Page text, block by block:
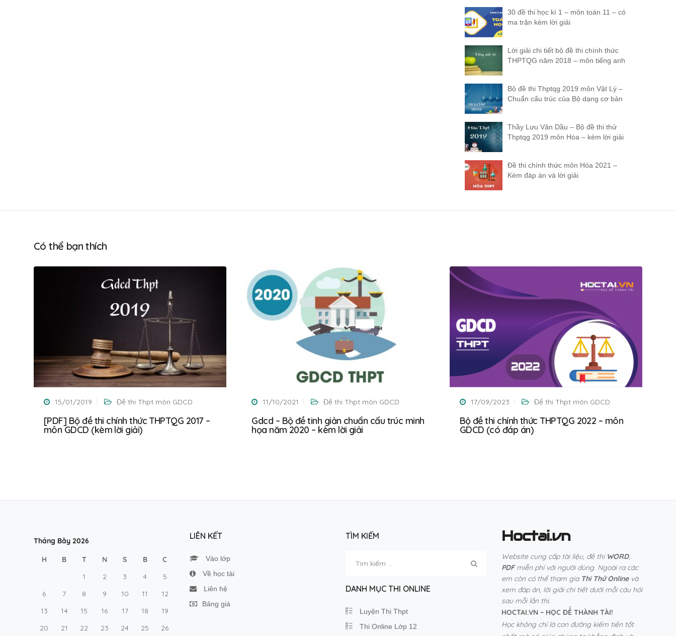
30 đề thi học kì 1 – môn toán 11 – có
ma trận kèm lời giải
Lời giải chi tiết bộ đề thi chính thức
THPTQG năm 2018 – môn tiếng anh
Bộ đề thi Thptqg 2019 môn Vật Lý –
Chuẩn cấu trúc của Bộ dạng cơ bản
Thầy Lưu Văn Dầu – Bộ đề thi thử
Thptqg 2019 môn Hóa – kèm lời giải
Đề thi chính thức môn Hóa 2021 –
Kèm đáp án và lời giải
Có thể bạn thích
15/01/2019 Đề thi Thpt môn GDCD
[PDF] Bộ đề thi chính thức THPTQG 2017 –
môn GDCD (kèm lời giải)
11/10/2021 Đề thi Thpt môn GDCD
Gdcd – Bộ đề tinh giản chuẩn cấu trúc minh
họa năm 2020 – kèm lời giải
17/09/2023 Đề thi Thpt môn GDCD
Bộ đề thi chính thức THPTQG 2022 – môn
GDCD (có đáp án)
Tháng Bảy 2026
H B T N S B
C
1
2 3 4
5
6
7 8 9 10 11
12
13
14 15 16 17 18
19
20
21 22 23 24 25 26
LIÊN KẾT
Vào lớp
Về học tài
Liên hệ
Bảng giá
TÌM KIẾM
kiếm
DANH MỤC THI ONLINE
Luyện Thi Thpt
Thi Online Lớp 12
Hoctai.vn
Website cung cấp tài liệu, đề thi WORD,
PDFmiễn phí với người dùng. Ngoài ra các
em còn có thể tham gia Thi Thử Onlinevà
xem đáp án, lời giải chi tiết dưới mỗi câu hỏi
sau mỗi lần thi.
HOCTAI.VN – HỌC ĐỂ THÀNH TÀI!
Học không chỉ là con đường kiếm tiền tốt